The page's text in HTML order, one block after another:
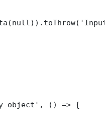
object', () => {